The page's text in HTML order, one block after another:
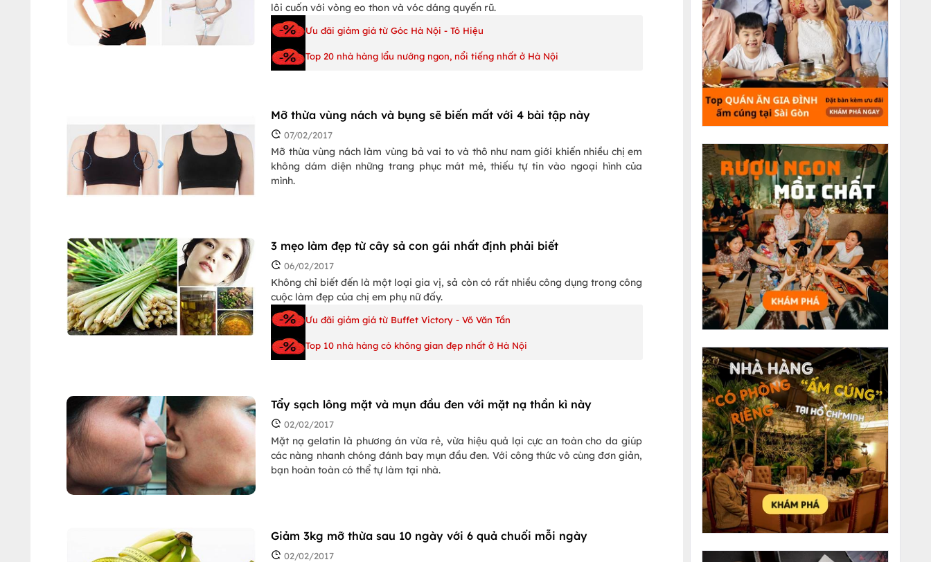
lôi cuốn với vòng eo thon và vóc dáng quyến rũ.
Ưu đãi giảm giá từ Góc Hà Nội - Tô Hiệu
Top 20 nhà hàng lẩu nướng ngon, nổi tiếng nhất ở Hà Nội
Mỡ thừa vùng nách và bụng sẽ biến mất với 4 bài tập này
07/02/2017
Mỡ thừa vùng nách làm vùng bả vai to và thô như nam giới khiến nhiều chị em
không dám diện những trang phục mát mẻ, thiếu tự tin vào ngoại hình của
mình.
3 mẹo làm đẹp từ cây sả con gái nhất định phải biết
06/02/2017
Không chỉ biết đến là một loại gia vị, sả còn có rất nhiều công dụng trong công
cuộc làm đẹp của chị em phụ nữ đấy.
Ưu đãi giảm giá từ Buffet Victory - Võ Văn Tần
Top 10 nhà hàng có không gian đẹp nhất ở Hà Nội
Tẩy sạch lông mặt và mụn đầu đen với mặt nạ thần kì này
02/02/2017
Mặt nạ gelatin là phương án vừa rẻ, vừa hiệu quả lại cực an toàn cho da giúp
các nàng nhanh chóng đánh bay mụn đầu đen. Với công thức vô cùng đơn giản,
bạn hoàn toàn có thể tự làm tại nhà.
Giảm 3kg mỡ thừa sau 10 ngày với 6 quả chuối mỗi ngày
02/02/2017